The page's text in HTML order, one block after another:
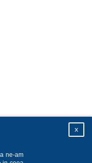
x
ne-am